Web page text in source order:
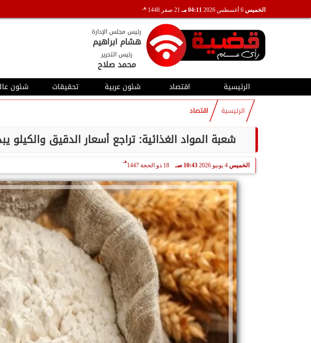
الخميس 04:11 مـ 21 صفر 1448 هـ
رئيس مجلس الإدارة
هشام ابراهيم
رئيس التحرير
محمد صلاح
الرئيسية اقتصاد شئون عربية تحقيقات شئون
الرئيسية اقتصاد
شعبة المواد الغذائية: تراجع أسعار الدقيق والكيلو يبدأ من 25 جنيهًا
الخميس 4 يونيو 2026 10:43 صـ 18 ذو الحجة 1447
هـ